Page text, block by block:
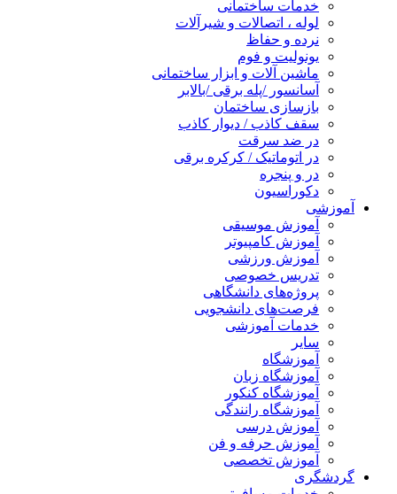
خدمات ساختمانی
لوله ، اتصالات و شیرآلات
نرده و حفاظ
یونولیت و فوم
ماشین آلات و ابزار ساختمانی
آسانسور /پله برقی /بالابر
بازسازی ساختمان
سقف کاذب / دیوار کاذب
در ضد سرقت
در اتوماتیک / کرکره برقی
در و پنجره
دکوراسیون
آموزشی
آموزش موسیقی
آموزش کامپیوتر
آموزش ورزشی
تدریس خصوصی
پروژه‌های دانشگاهی
فرصت‌های دانشجویی
خدمات آموزشی
سایر
آموزشگاه
آموزشگاه زبان
آموزشگاه کنکور
آموزشگاه رانندگی
آموزش درسی
آموزش حرفه و فن
آموزش تخصصی
گردشگری